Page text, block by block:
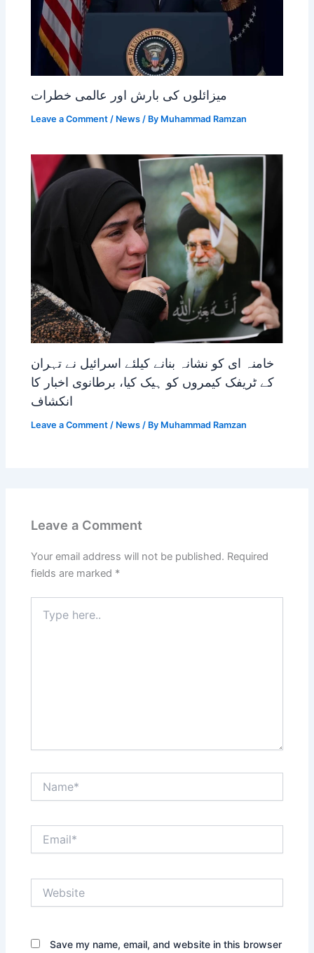
میزائلوں کی بارش اور عالمی خطرات
Leave a Comment / News / By Muhammad Ramzan
خامنہ ای کو نشانہ بنانے کیلئے اسرائیل نے تہران
کے ٹریفک کیمروں کو ہیک کیا، برطانوی اخبار کا
انکشاف
Leave a Comment / News / By Muhammad Ramzan
Leave a Comment
Your email address will not be published. Required
fields are marked *
here..
Save my name, email, and website in this browser